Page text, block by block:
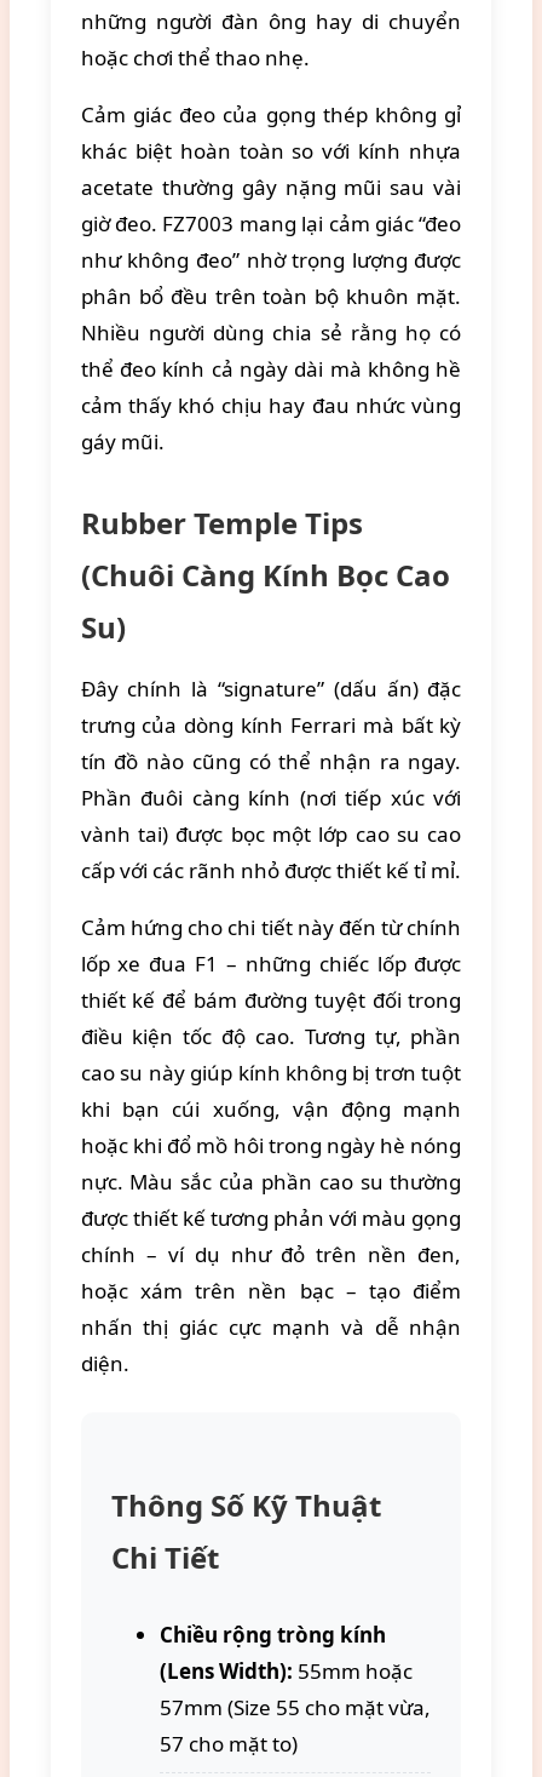
những người đàn ông hay di chuyển
hoặc chơi thể thao nhẹ.
Cảm giác đeo của gọng thép không gỉ
khác biệt hoàn toàn so với kính nhựa
acetate thường gây nặng mũi sau vài
giờ đeo. FZ7003 mang lại cảm giác “đeo
như không đeo” nhờ trọng lượng được
phân bổ đều trên toàn bộ khuôn mặt.
Nhiều người dùng chia sẻ rằng họ có
thể đeo kính cả ngày dài mà không hề
cảm thấy khó chịu hay đau nhức vùng
gáy mũi.
Rubber Temple Tips
(Chuôi Càng Kính Bọc Cao
Su)
Đây chính là “signature” (dấu ấn) đặc
trưng của dòng kính Ferrari mà bất kỳ
tín đồ nào cũng có thể nhận ra ngay.
Phần đuôi càng kính (nơi tiếp xúc với
vành tai) được bọc một lớp cao su cao
cấp với các rãnh nhỏ được thiết kế tỉ mỉ.
Cảm hứng cho chi tiết này đến từ chính
lốp xe đua F1 – những chiếc lốp được
thiết kế để bám đường tuyệt đối trong
điều kiện tốc độ cao. Tương tự, phần
cao su này giúp kính không bị trơn tuột
khi bạn cúi xuống, vận động mạnh
hoặc khi đổ mồ hôi trong ngày hè nóng
nực. Màu sắc của phần cao su thường
được thiết kế tương phản với màu gọng
chính – ví dụ như đỏ trên nền đen,
hoặc xám trên nền bạc – tạo điểm
nhấn thị giác cực mạnh và dễ nhận
diện.
Thông Số Kỹ Thuật
Chi Tiết
Chiều rộng tròng kính
(Lens Width): 55mm hoặc
57mm (Size 55 cho mặt vừa,
57 cho mặt to)